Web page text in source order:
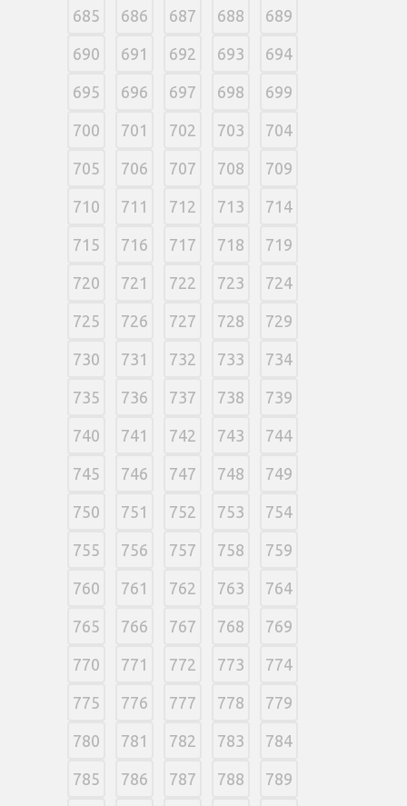
685 686 687 688 689
690 691 692 693 694
695 696 697 698 699
700 701 702 703 704
705 706 707 708 709
710 711 712 713 714
715 716 717 718 719
720 721 722 723 724
725 726 727 728 729
730 731 732 733 734
735 736 737 738 739
740 741 742 743 744
745 746 747 748 749
750 751 752 753 754
755 756 757 758 759
760 761 762 763 764
765 766 767 768 769
770 771 772 773 774
775 776 777 778 779
780 781 782 783 784
785 786 787 788 789